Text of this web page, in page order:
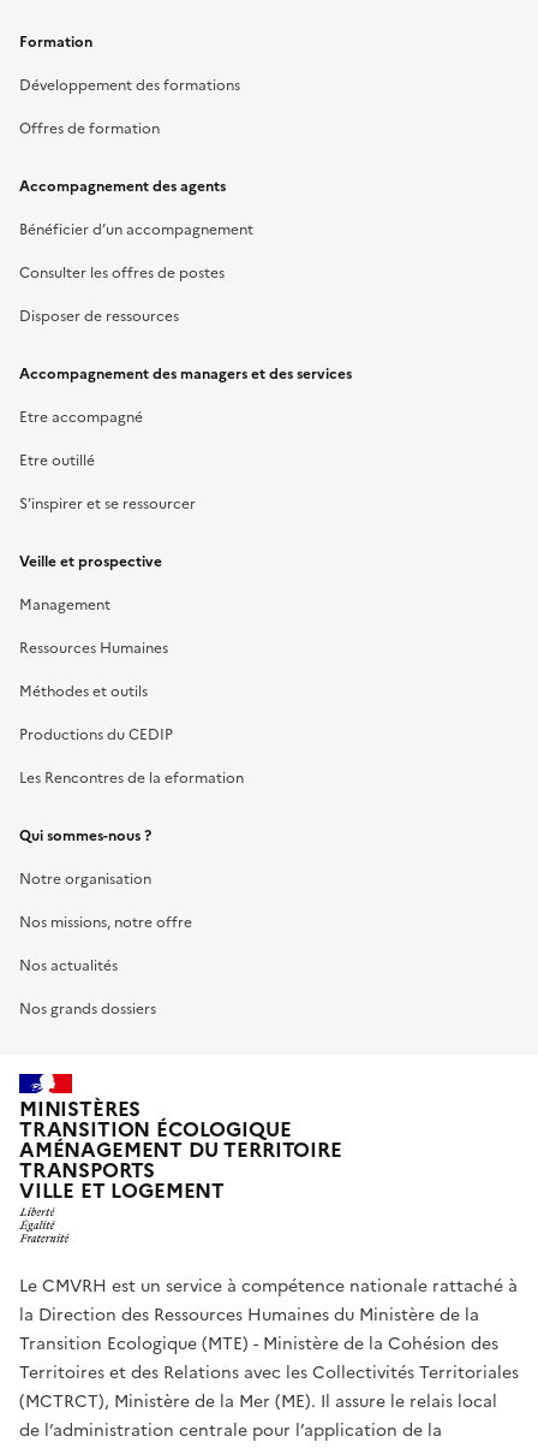
Formation
Développement des formations
Offres de formation
Accompagnement des agents
Bénéficier d’un accompagnement
Consulter les offres de postes
Disposer de ressources
Accompagnement des managers et des services
Etre accompagné
Etre outillé
S’inspirer et se ressourcer
Veille et prospective
Management
Ressources Humaines
Méthodes et outils
Productions du CEDIP
Les Rencontres de la eformation
Qui sommes-nous ?
Notre organisation
Nos missions, notre offre
Nos actualités
Nos grands dossiers
MINISTÈRES
TRANSITION ÉCOLOGIQUE
AMÉNAGEMENT DU TERRITOIRE
TRANSPORTS
VILLE ET LOGEMENT
Le CMVRH est un service à compétence nationale rattaché à
la Direction des Ressources Humaines du Ministère de la
Transition Ecologique (MTE) - Ministère de la Cohésion des
Territoires et des Relations avec les Collectivités Territoriales
(MCTRCT), Ministère de la Mer (ME). Il assure le relais local
de l’administration centrale pour l’application de la